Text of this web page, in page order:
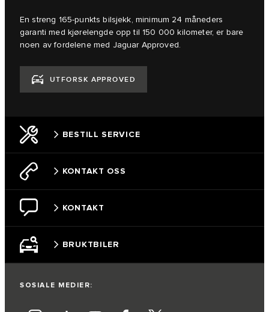
En streng 165-punkts bilsjekk, minimum 24 måneders
garanti med kjørelengde opp til 150 000 kilometer, er bare
noen av fordelene med Jaguar Approved.
UTFORSK APPROVED
BESTILL SERVICE
KONTAKT OSS
KONTAKT
BRUKTBILER
SOSIALE MEDIER: